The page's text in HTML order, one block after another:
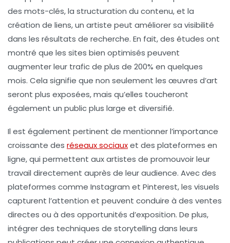
des mots-clés, la structuration du contenu, et la
création de liens, un artiste peut améliorer sa visibilité
dans les résultats de recherche. En fait, des études ont
montré que les sites bien optimisés peuvent
augmenter leur trafic de plus de 200% en quelques
mois. Cela signifie que non seulement les œuvres d’art
seront plus exposées, mais qu’elles toucheront
également un public plus large et diversifié.
Il est également pertinent de mentionner l’importance
croissante des réseaux sociauxet des plateformes en
ligne, qui permettent aux artistes de promouvoir leur
travail directement auprès de leur audience. Avec des
plateformes comme Instagram et Pinterest, les visuels
capturent l’attention et peuvent conduire à des ventes
directes ou à des opportunités d’exposition. De plus,
intégrer des techniques de storytelling dans leurs